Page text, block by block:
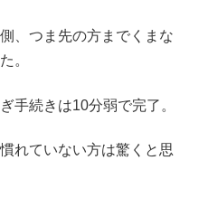
、つま先の方までくまな
。
手続きは10分弱で完了。
れていない方は驚くと思